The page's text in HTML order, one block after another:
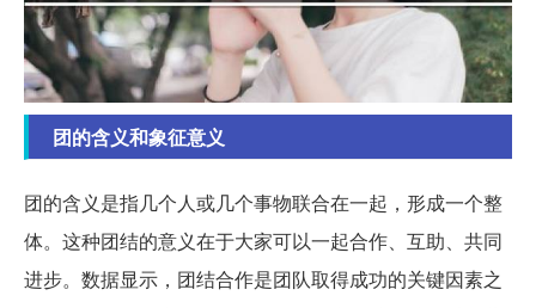
团的含义和象征意义
团的含义是指几个人或几个事物联合在一起，形成一个整
体。这种团结的意义在于大家可以一起合作、互助、共同
进步。数据显示，团结合作是团队取得成功的关键因素之